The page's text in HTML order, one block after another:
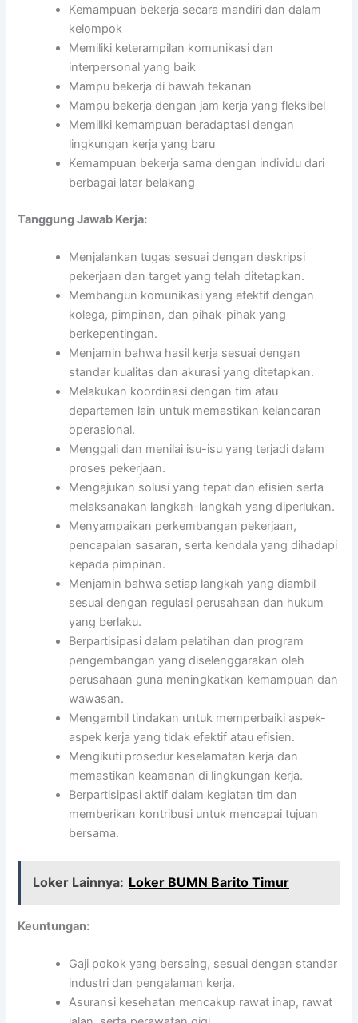
Kemampuan bekerja secara mandiri dan dalam
kelompok
Memiliki keterampilan komunikasi dan
interpersonal yang baik
Mampu bekerja di bawah tekanan
Mampu bekerja dengan jam kerja yang fleksibel
Memiliki kemampuan beradaptasi dengan
lingkungan kerja yang baru
Kemampuan bekerja sama dengan individu dari
berbagai latar belakang
Tanggung Jawab Kerja:
Menjalankan tugas sesuai dengan deskripsi
pekerjaan dan target yang telah ditetapkan.
Membangun komunikasi yang efektif dengan
kolega, pimpinan, dan pihak-pihak yang
berkepentingan.
Menjamin bahwa hasil kerja sesuai dengan
standar kualitas dan akurasi yang ditetapkan.
Melakukan koordinasi dengan tim atau
departemen lain untuk memastikan kelancaran
operasional.
Menggali dan menilai isu-isu yang terjadi dalam
proses pekerjaan.
Mengajukan solusi yang tepat dan efisien serta
melaksanakan langkah-langkah yang diperlukan.
Menyampaikan perkembangan pekerjaan,
pencapaian sasaran, serta kendala yang dihadapi
kepada pimpinan.
Menjamin bahwa setiap langkah yang diambil
sesuai dengan regulasi perusahaan dan hukum
yang berlaku.
Berpartisipasi dalam pelatihan dan program
pengembangan yang diselenggarakan oleh
perusahaan guna meningkatkan kemampuan dan
wawasan.
Mengambil tindakan untuk memperbaiki aspek-
aspek kerja yang tidak efektif atau efisien.
Mengikuti prosedur keselamatan kerja dan
memastikan keamanan di lingkungan kerja.
Berpartisipasi aktif dalam kegiatan tim dan
memberikan kontribusi untuk mencapai tujuan
bersama.
Loker Lainnya: Loker BUMN Barito Timur
Keuntungan:
Gaji pokok yang bersaing, sesuai dengan standar
industri dan pengalaman kerja.
Asuransi kesehatan mencakup rawat inap, rawat